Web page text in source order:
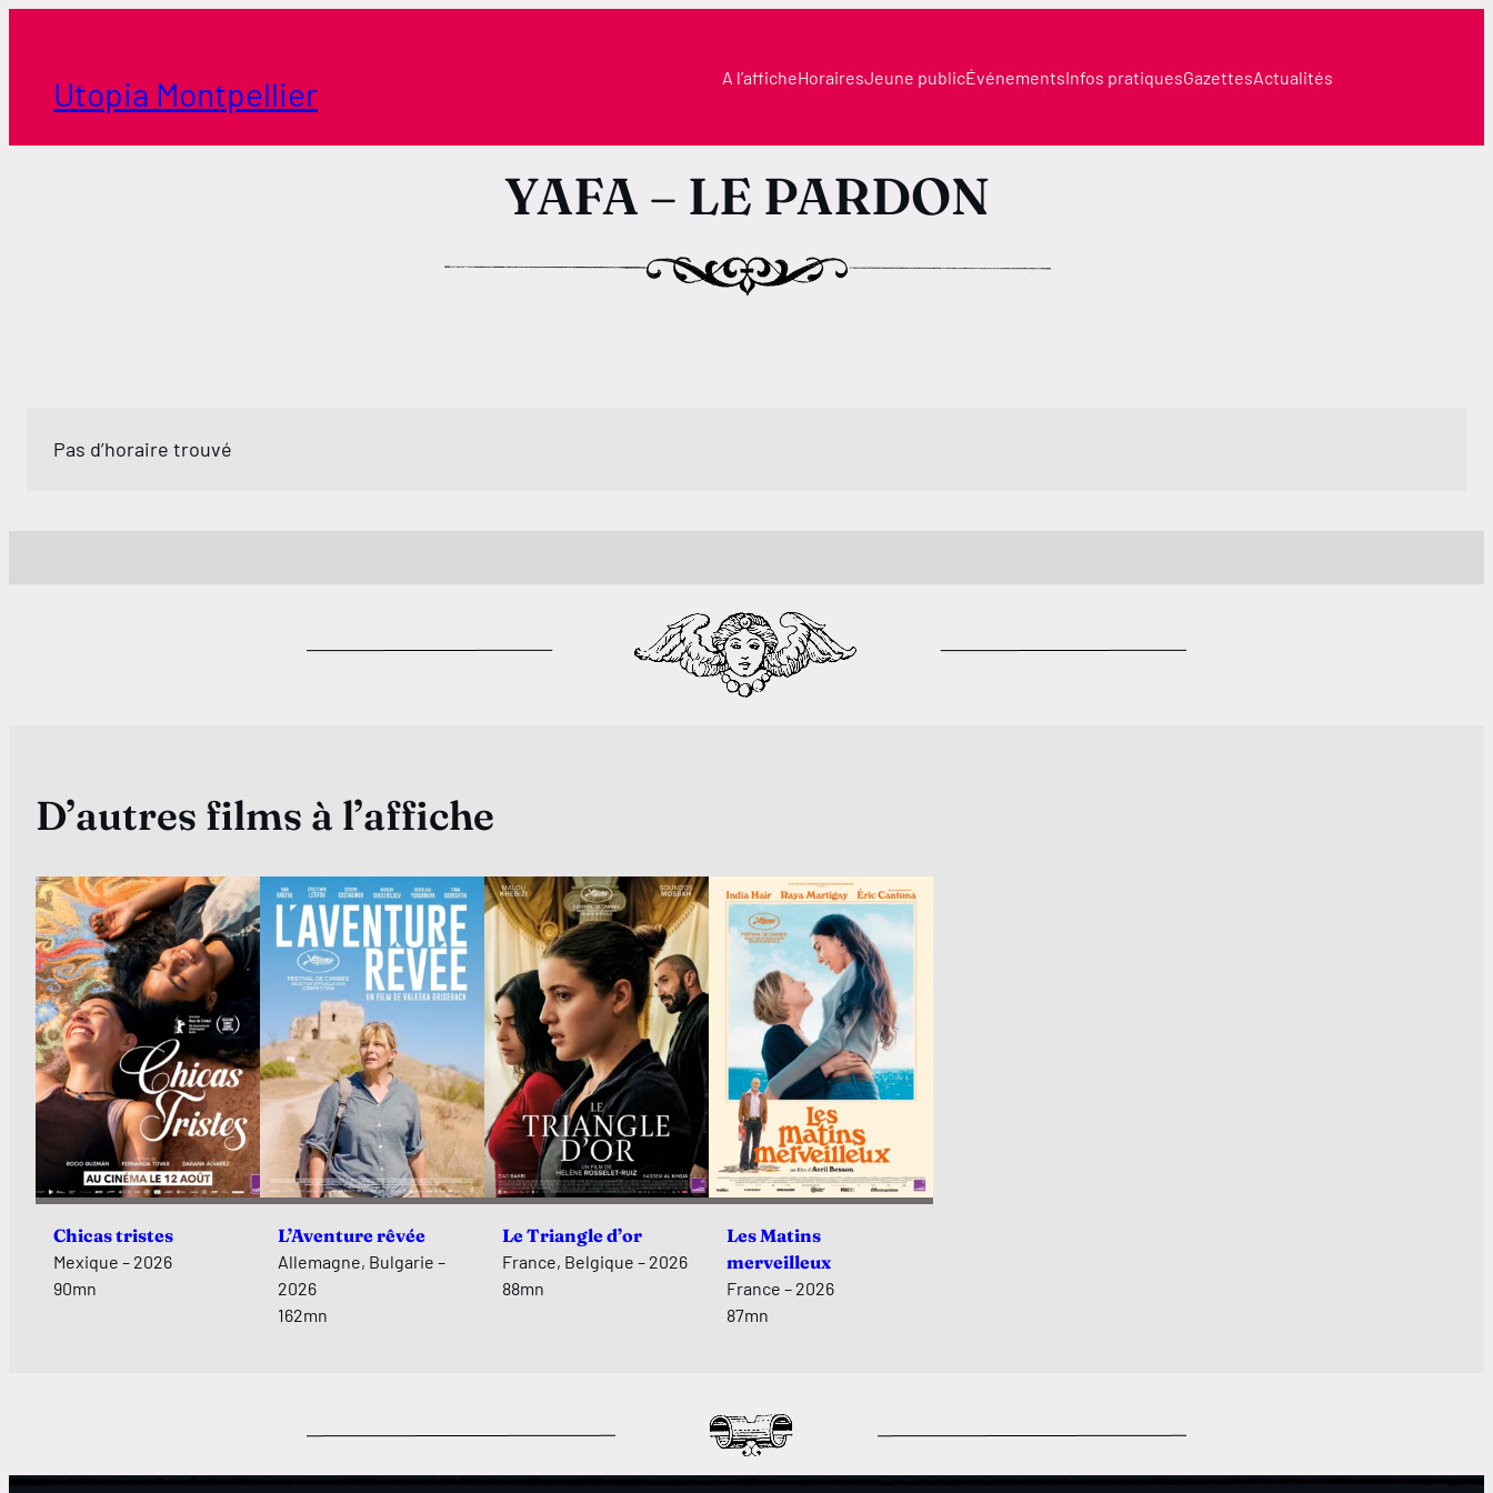
contenuUtopia Montpellier A l’afficheHorairesJeune publicÉvénementsInfos pratiquesGazettesActualités
YAFA – LE PARDON
Pas d’horaire trouvé
D’autres films à l’affiche
Chicas tristes
Mexique – 2026
90mn
L’Aventure rêvée
Allemagne, Bulgarie –
2026
162mn
Le Triangle d’or
France, Belgique – 2026
88mn
Les Matins
merveilleux
France – 2026
87mn